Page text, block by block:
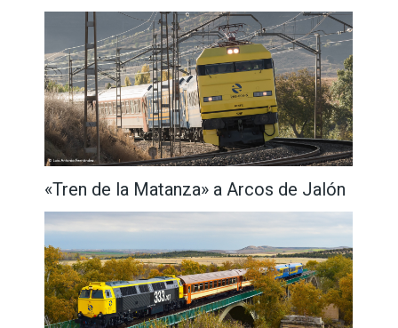
«Tren de la Matanza» a Arcos de Jalón